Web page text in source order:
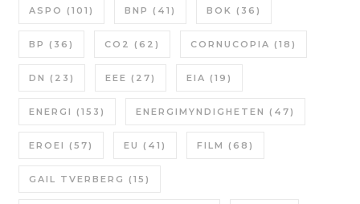
ASPO (101) BNP (41) BOK (36)
BP (36) CO2 (62) CORNUCOPIA (18)
DN (23) EEE (27) EIA (19)
ENERGI (153) ENERGIMYNDIGHETEN (47)
EROEI (57) EU (41) FILM (68)
GAIL TVERBERG (15)